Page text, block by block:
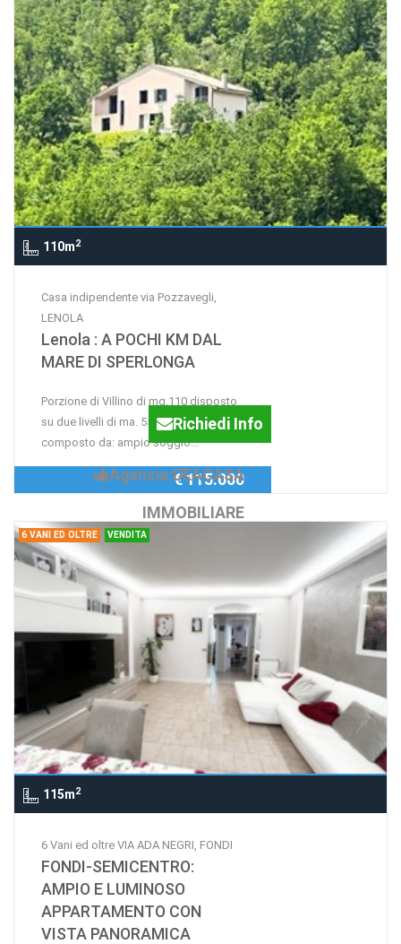
110m2
Casa indipendente via Pozzavegli,
LENOLA
Lenola : A POCHI KM DAL
MARE DI SPERLONGA
Porzione di Villino di mq.110 disposto
su due livelli di ma. 55 a livello,
composto da: ampio soggio...
Richiedi Info
Agenzia:DEACASA
IMMOBILIARE
€ 115.000
6 VANI ED OLTRE VENDITA
115m2
6 Vani ed oltre VIA ADA NEGRI, FONDI
FONDI-SEMICENTRO:
AMPIO E LUMINOSO
APPARTAMENTO CON
VISTA PANORAMICA